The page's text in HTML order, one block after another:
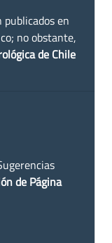
en
no obstante,
de Chile
de Página